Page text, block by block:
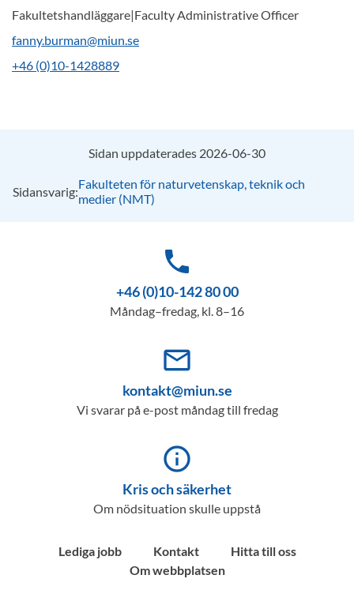
Fakultetshandläggare|Faculty Administrative Officer
fanny.burman@miun.se
+46 (0)10-1428889
Sidan uppdaterades 2026-06-30
Sidansvarig:Fakulteten för naturvetenskap, teknik och
medier (NMT)
phone
+46 (0)10-142 80 00
Måndag–fredag, kl. 8–16
mail_outline
kontakt@miun.se
Vi svarar på e-post måndag till fredag
info_outline
Kris och säkerhet
Om nödsituation skulle uppstå
Lediga jobb Kontakt
Hitta till oss
Om webbplatsen